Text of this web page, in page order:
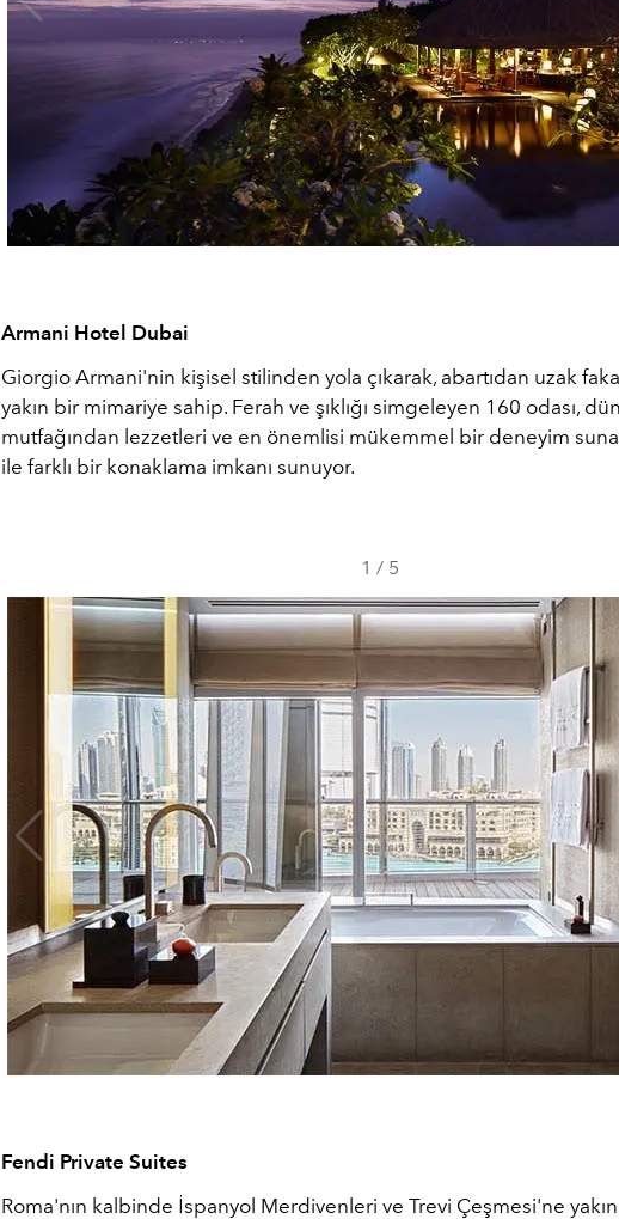
Armani Hotel Dubai
Giorgio Armani'nin kişisel stilinden yola çıkarak, abartıdan uzak
yakın bir mimariye sahip. Ferah ve şıklığı simgeleyen 160 odası,
mutfağından lezzetleri ve en önemlisi mükemmel bir deneyim
ile farklı bir konaklama imkanı sunuyor.
1 / 5
Fendi Private Suites
Roma'nın kalbinde İspanyol Merdivenleri ve Trevi Çeşmesi'ne